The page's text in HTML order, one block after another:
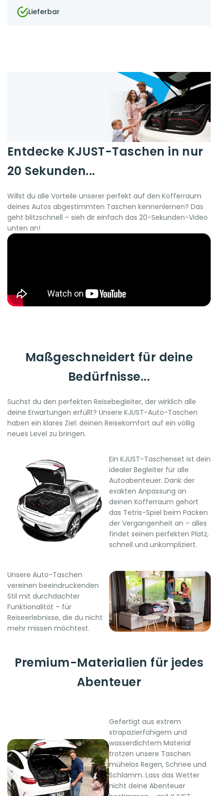
Lieferbar
Entdecke KJUST-Taschen in nur
20 Sekunden...
Willst du alle Vorteile unserer perfekt auf den Kofferraum
deines Autos abgestimmten Taschen kennenlernen? Das
geht blitzschnell – sieh dir einfach das 20-Sekunden-Video
unten an!
Maßgeschneidert für deine
Bedürfnisse...
Suchst du den perfekten Reisebegleiter, der wirklich alle
deine Erwartungen erfüllt? Unsere KJUST-Auto-Taschen
haben ein klares Ziel: deinen Reisekomfort auf ein völlig
neues Level zu bringen.
Ein KJUST-Taschenset ist dein
idealer Begleiter für alle
Autoabenteuer. Dank der
exakten Anpassung an
deinen Kofferraum gehört
das Tetris-Spiel beim Packen
der Vergangenheit an – alles
findet seinen perfekten Platz,
schnell und unkompliziert.
Unsere Auto-Taschen
vereinen beeindruckenden
Stil mit durchdachter
Funktionalität – für
Reiseerlebnisse, die du nicht
mehr missen möchtest.
Premium-Materialien für jedes
Abenteuer
Gefertigt aus extrem
strapazierfähigem und
wasserdichtem Material
trotzen unsere Taschen
mühelos Regen, Schnee und
Schlamm. Lass das Wetter
nicht deine Abenteuer